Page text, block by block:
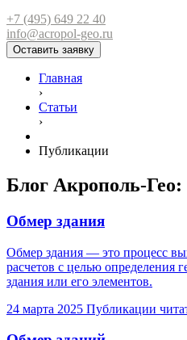
+7 (495) 649 22 40
info@acropol-geo.ru
Оставить заявку
Главная
›
Статьи
›
Публикации
Блог Акрополь-
Обмер здания
Обмер здания — это процесс
расчетов с целью определения
здания или его элементов.
24 марта 2025 Публикации